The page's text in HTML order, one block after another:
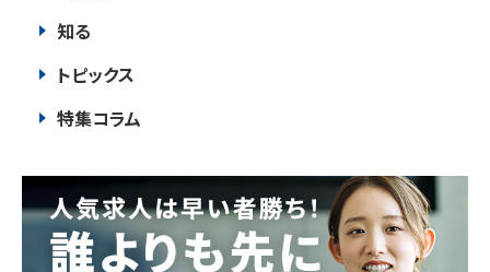
知る
トピックス
特集コラム